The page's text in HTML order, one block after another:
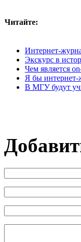
Читайте:
Интернет-
Экскурс в
Чем является
Я бы интернет-
В МГУ будут